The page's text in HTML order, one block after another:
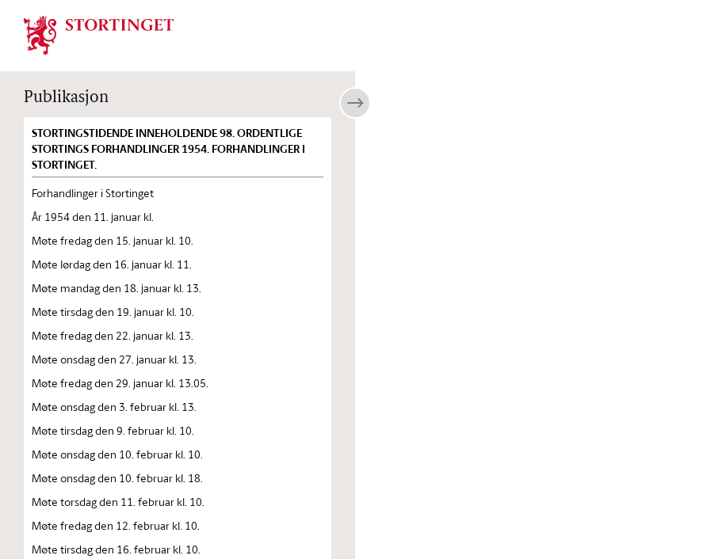
Stortinget.no
Publikasjon
STORTINGSTIDENDE INNEHOLDENDE 98. ORDENTLIGE
STORTINGS FORHANDLINGER 1954. FORHANDLINGER I
STORTINGET.
Forhandlinger i Stortinget
År 1954 den 11. januar kl.
Møte fredag den 15. januar kl. 10.
Møte lørdag den 16. januar kl. 11.
Møte mandag den 18. januar kl. 13.
Møte tirsdag den 19. januar kl. 10.
Møte fredag den 22. januar kl. 13.
Møte onsdag den 27. januar kl. 13.
Møte fredag den 29. januar kl. 13.05.
Møte onsdag den 3. februar kl. 13.
Møte tirsdag den 9. februar kl. 10.
Møte onsdag den 10. februar kl. 10.
Møte onsdag den 10. februar kl. 18.
Møte torsdag den 11. februar kl. 10.
Møte fredag den 12. februar kl. 10.
Møte tirsdag den 16. februar kl. 10.